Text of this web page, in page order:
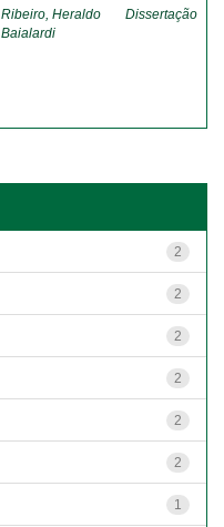
Ribeiro, Heraldo
Baialardi
Dissertação
2
2
2
2
2
2
1